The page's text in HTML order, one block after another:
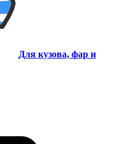
Для кузова, фар и